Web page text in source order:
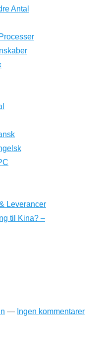
Antal
Leverancer
til Kina? –
— Ingen kommentarer